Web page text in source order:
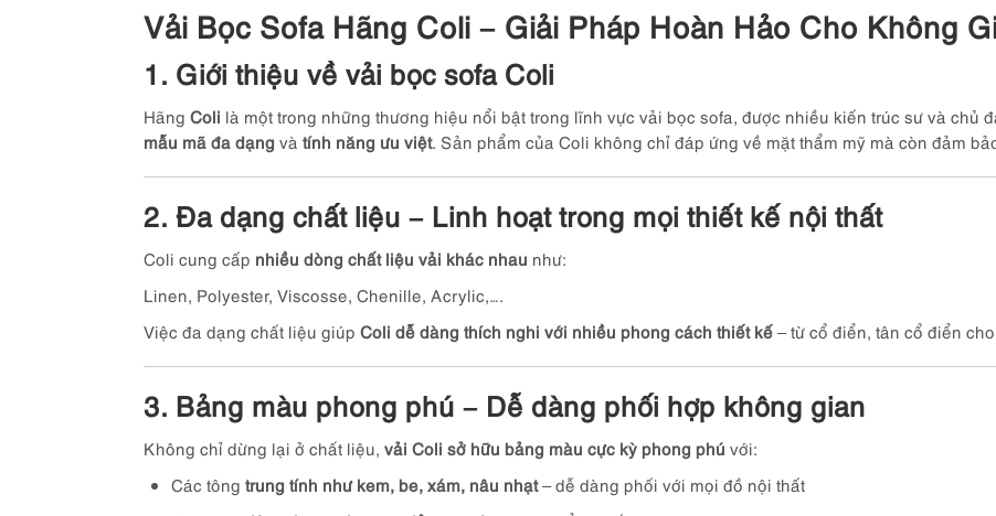
Vải Bọc Sofa Hãng Coli – Giải Pháp Hoàn Hảo Cho Không
1. Giới thiệu về vải bọc sofa Coli
Hãng Coli là một trong những thương hiệu nổi bật trong lĩnh vực vải bọc sofa, được nhiều kiến trúc sư và chủ
mẫu mã đa dạng và tính năng ưu việt. Sản phẩm của Coli không chỉ đáp ứng về mặt thẩm mỹ mà còn đảm
2. Đa dạng chất liệu – Linh hoạt trong mọi thiết kế nội thất
Coli cung cấp nhiều dòng chất liệu vải khác nhau như:
Linen, Polyester, Viscosse, Chenille, Acrylic,….
Việc đa dạng chất liệu giúp Coli dễ dàng thích nghi với nhiều phong cách thiết kế– từ cổ điển, tân cổ điển
3. Bảng màu phong phú – Dễ dàng phối hợp không gian
Không chỉ dừng lại ở chất liệu, vải Coli sở hữu bảng màu cực kỳ phong phú với:
Các tông trung tính như kem, be, xám, nâu nhạt– dễ dàng phối với mọi đồ nội thất